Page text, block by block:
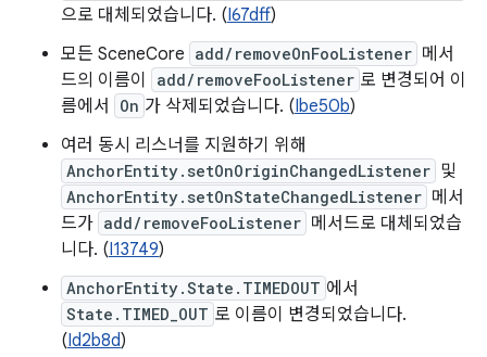
으로 대체되었습니다. (I67dff)
모든 SceneCore add/removeOnFooListener 메서
드의 이름이
add/removeFooListener 로 변경되어 이
름에서
On 가 삭제되었습니다. (Ibe50b)
여러 동시 리스너를 지원하기 위해
AnchorEntity.setOnOriginChangedListener 및
AnchorEntity.setOnStateChangedListener 메서
드가 add/removeFooListener 메서드로 대체되었습
니다. (I13749)
AnchorEntity.State.TIMEDOUT 에서
State.TIMED_OUT 로 이름이 변경되었습니다.
(Id2b8d)